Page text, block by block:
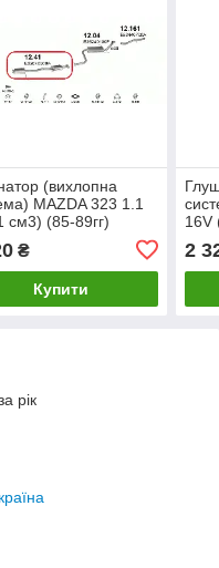
(вихлопна
MAZDA 323 1.1
см3) (85-89гг)
хетчбек/універсал)
BF
₴
Купити
16V
BG
2
рік